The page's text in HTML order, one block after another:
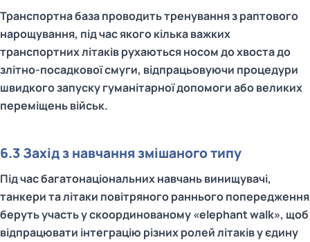
Транспортна база проводить тренування з раптового
нарощування, під час якого кілька важких
транспортних літаків рухаються носом до хвоста до
злітно-посадкової смуги, відпрацьовуючи процедури
швидкого запуску гуманітарної допомоги або великих
переміщень військ.
6.3 Захід з навчання змішаного типу
Під час багатонаціональних навчань винищувачі,
танкери та літаки повітряного раннього попередження
беруть участь у скоординованому «elephant walk», щоб
відпрацювати інтеграцію різних ролей літаків у єдину